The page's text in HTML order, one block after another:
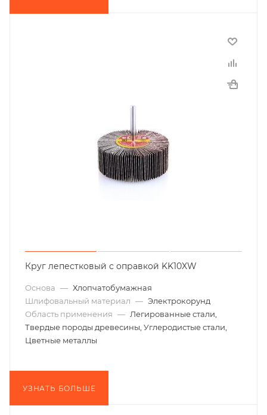
Круг лепестковый с оправкой KK10XW
Основа — Хлопчатобумажная
Шлифовальный материал — Электрокорунд
Область применения — Легированные стали,
Твердые породы древесины, Углеродистые стали,
Цветные металлы
УЗНАТЬ БОЛЬШЕ